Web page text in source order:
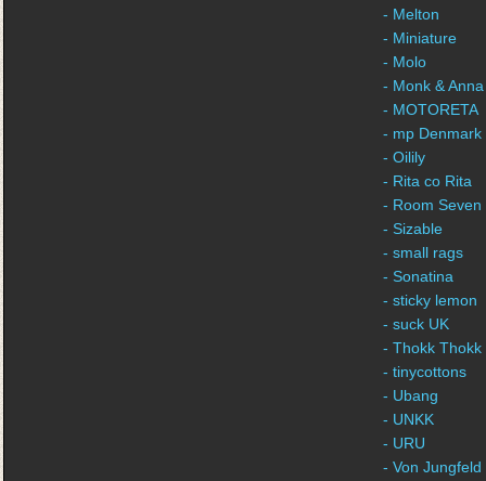
- Melton
- Miniature
- Molo
- Monk & Anna
- MOTORETA
- mp Denmark
- Oilily
- Rita co Rita
- Room Seven
- Sizable
- small rags
- Sonatina
- sticky lemon
- suck UK
- Thokk Thokk
- tinycottons
- Ubang
- UNKK
- URU
- Von Jungfeld